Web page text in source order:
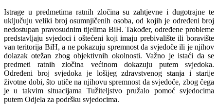
Istrage u predmetima ratnih zločina su zahtjevne i dugotrajne te
uključuju veliki broj osumnjičenih osoba, od kojih je određeni broj
nedostupan pravosudnim tijelima BiH. Također, određene probleme
predstavljaju svjedoci i oštećeni koji imaju prebivalište ili boravište
van teritorija BiH, a ne pokazuju spremnost da svjedoče ili je njihov
dolazak otežan zbog objektivnih okolnosti. Važno je istaći da se
predmeti ratnih zločina većinom dokazuju putem svjedoka.
Određeni broj svjedoka je lošijeg zdravstvenog stanja i starije
životne dobi, što utiče na njihovu spremnost da svjedoče, zbog čega
je u takvim situacijama Tužiteljstvo pružalo pomoć svjedocima
putem Odjela za podršku svjedocima.